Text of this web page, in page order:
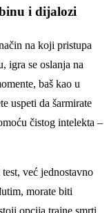
i dijalozi
na koji pristupa
igra se oslanja na
baš kao u
uspeti da šarmirate
čistog intelekta –
već jednostavno
morate biti
opcija trajne smrti